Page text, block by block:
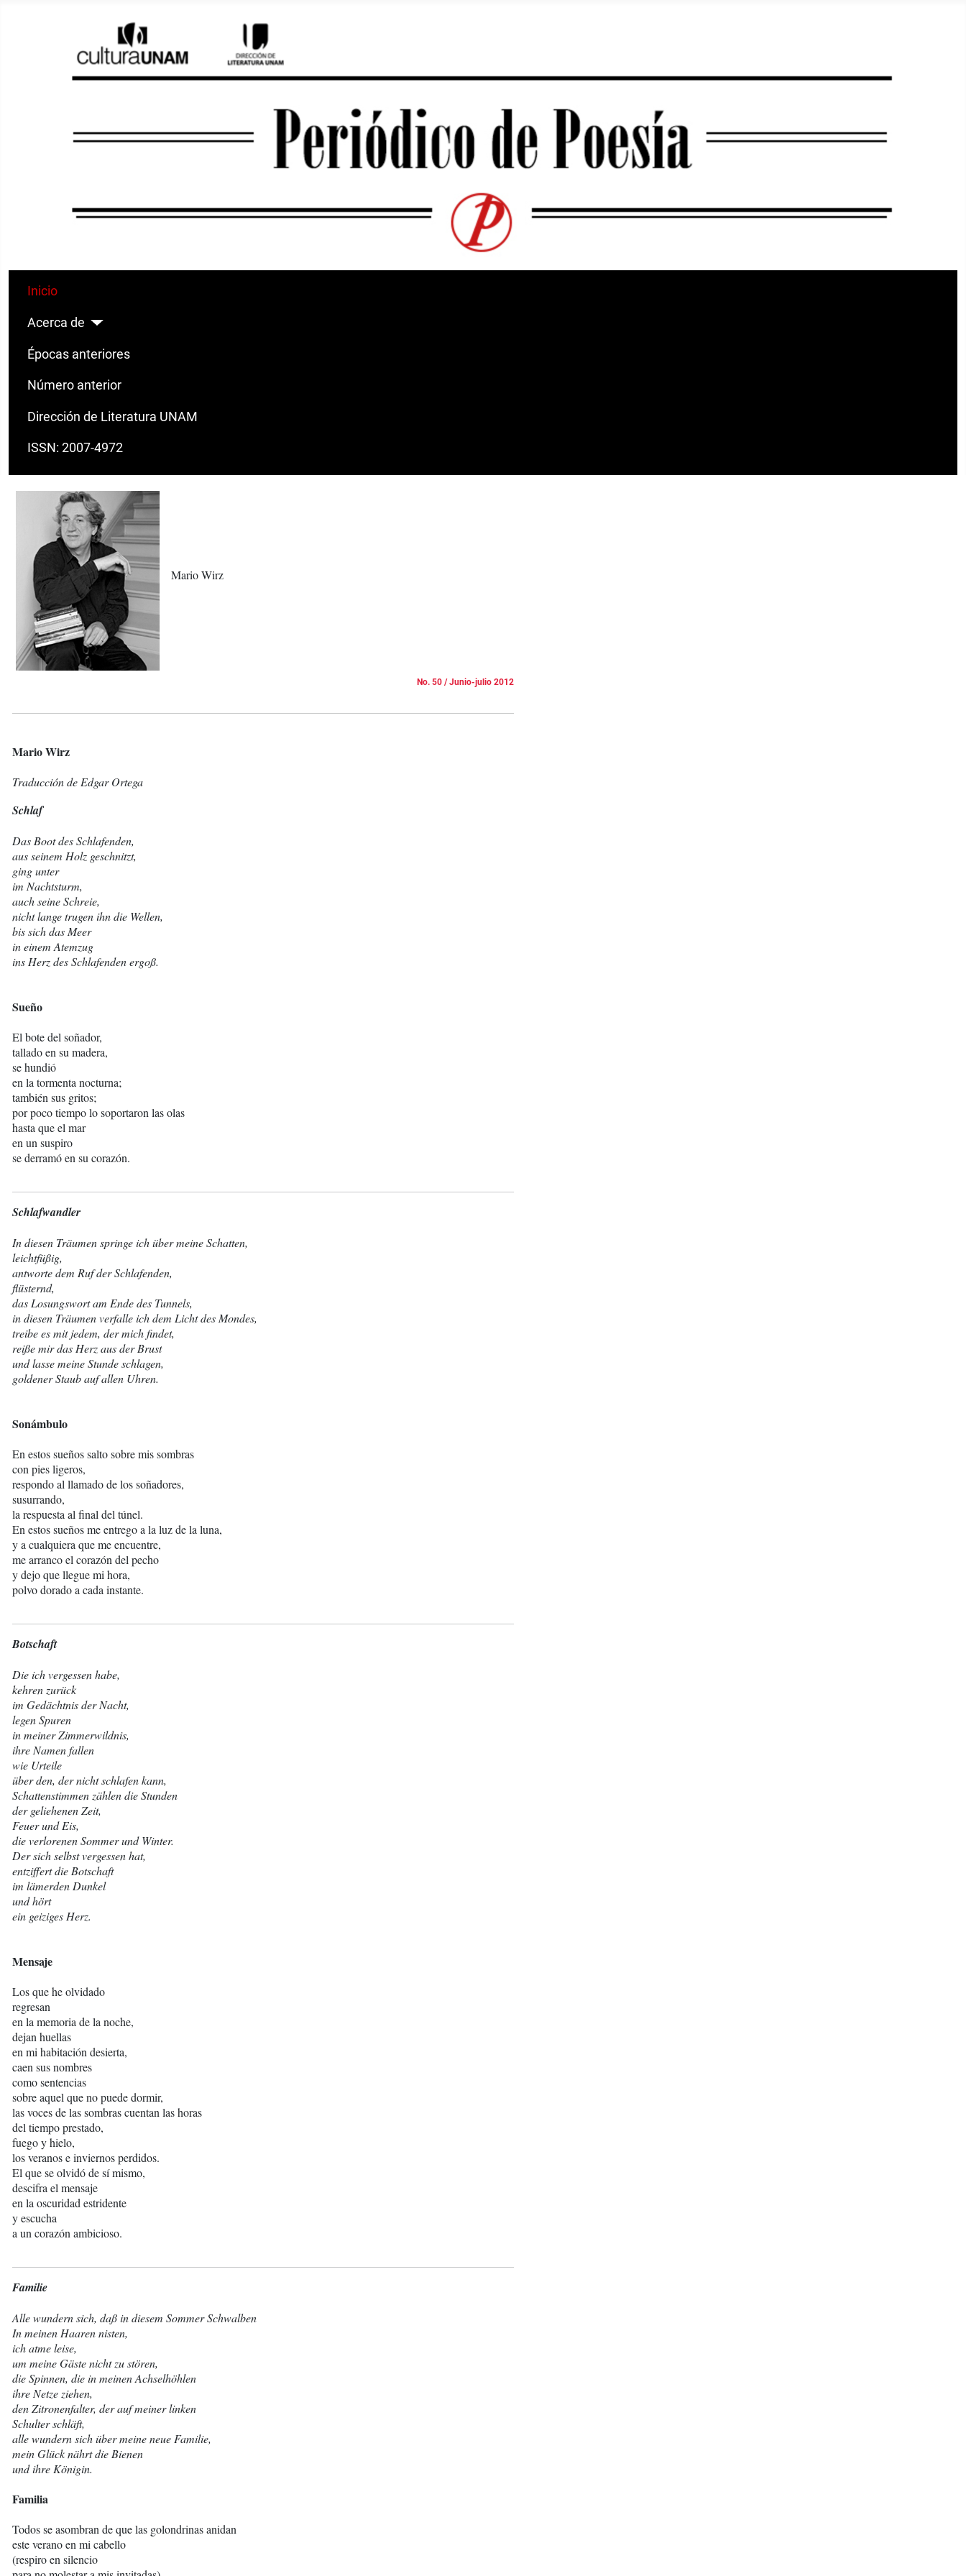
Inicio
Acerca de
Épocas anteriores
Número anterior
Dirección de Literatura UNAM
ISSN: 2007-4972
Mario Wirz
No. 50 / Junio-julio 2012
Mario Wirz
Traducción de Edgar Ortega
Schlaf
Das Boot des Schlafenden,
aus seinem Holz geschnitzt,
ging unter
im Nachtsturm,
auch seine Schreie,
nicht lange trugen ihn die Wellen,
bis sich das Meer
in einem Atemzug
ins Herz des Schlafenden ergoß.
Sueño
El bote del soñador,
tallado en su madera,
se hundió
en la tormenta nocturna;
también sus gritos;
por poco tiempo lo soportaron las olas
hasta que el mar
en un suspiro
se derramó en su corazón.
Schlafwandler
In diesen Träumen springe ich über meine Schatten,
leichtfüßig,
antworte dem Ruf der Schlafenden,
flüsternd,
das Losungswort am Ende des Tunnels,
in diesen Träumen verfalle ich dem Licht des Mondes,
treibe es mit jedem, der mich findet,
reiße mir das Herz aus der Brust
und lasse meine Stunde schlagen,
goldener Staub auf allen Uhren.
Sonámbulo
En estos sueños salto sobre mis sombras
con pies ligeros,
respondo al llamado de los soñadores,
susurrando,
la respuesta al final del túnel.
En estos sueños me entrego a la luz de la luna,
y a cualquiera que me encuentre,
me arranco el corazón del pecho
y dejo que llegue mi hora,
polvo dorado a cada instante.
Botschaft
Die ich vergessen habe,
kehren zurück
im Gedächtnis der Nacht,
legen Spuren
in meiner Zimmerwildnis,
ihre Namen fallen
wie Urteile
über den, der nicht schlafen kann,
Schattenstimmen zählen die Stunden
der geliehenen Zeit,
Feuer und Eis,
die verlorenen Sommer und Winter.
Der sich selbst vergessen hat,
entziffert die Botschaft
im lämerden Dunkel
und hört
ein geiziges Herz.
Mensaje
Los que he olvidado
regresan
en la memoria de la noche,
dejan huellas
en mi habitación desierta,
caen sus nombres
como sentencias
sobre aquel que no puede dormir,
las voces de las sombras cuentan las horas
del tiempo prestado,
fuego y hielo,
los veranos e inviernos perdidos.
El que se olvidó de sí mismo,
descifra el mensaje
en la oscuridad estridente
y escucha
a un corazón ambicioso.
Familie
Alle wundern sich, daß in diesem Sommer Schwalben
In meinen Haaren nisten,
ich atme leise,
um meine Gäste nicht zu stören,
die Spinnen, die in meinen Achselhöhlen
ihre Netze ziehen,
den Zitronenfalter, der auf meiner linken
Schulter schläft,
alle wundern sich über meine neue Familie,
mein Glück nährt die Bienen
und ihre Königin.
Familia
Todos se asombran de que las golondrinas anidan
este verano en mi cabello
(respiro en silencio